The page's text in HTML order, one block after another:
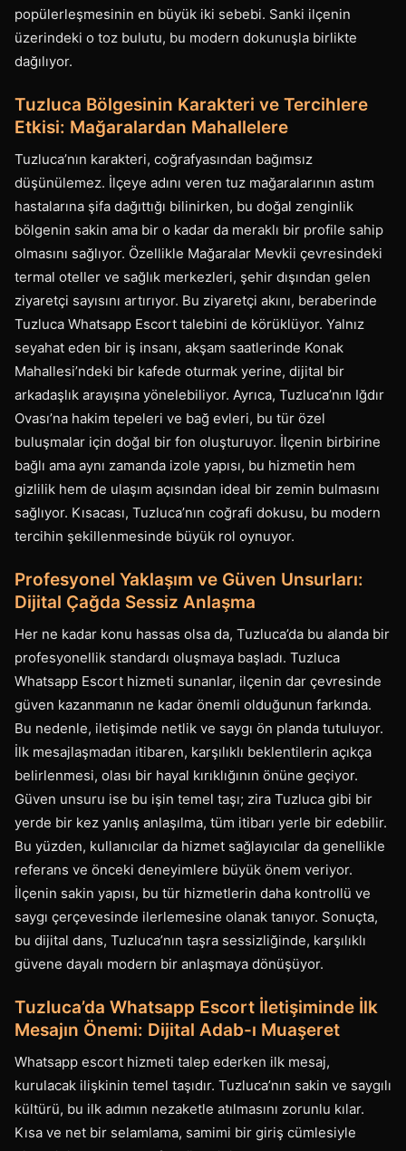
popülerleşmesinin en büyük iki sebebi. Sanki ilçenin
üzerindeki o toz bulutu, bu modern dokunuşla birlikte
dağılıyor.
Tuzluca Bölgesinin Karakteri ve Tercihlere
Etkisi: Mağaralardan Mahallelere
Tuzluca’nın karakteri, coğrafyasından bağımsız
düşünülemez. İlçeye adını veren tuz mağaralarının astım
hastalarına şifa dağıttığı bilinirken, bu doğal zenginlik
bölgenin sakin ama bir o kadar da meraklı bir profile sahip
olmasını sağlıyor. Özellikle Mağaralar Mevkii çevresindeki
termal oteller ve sağlık merkezleri, şehir dışından gelen
ziyaretçi sayısını artırıyor. Bu ziyaretçi akını, beraberinde
Tuzluca Whatsapp Escort talebini de körüklüyor. Yalnız
seyahat eden bir iş insanı, akşam saatlerinde Konak
Mahallesi’ndeki bir kafede oturmak yerine, dijital bir
arkadaşlık arayışına yönelebiliyor. Ayrıca, Tuzluca’nın Iğdır
Ovası’na hakim tepeleri ve bağ evleri, bu tür özel
buluşmalar için doğal bir fon oluşturuyor. İlçenin birbirine
bağlı ama aynı zamanda izole yapısı, bu hizmetin hem
gizlilik hem de ulaşım açısından ideal bir zemin bulmasını
sağlıyor. Kısacası, Tuzluca’nın coğrafi dokusu, bu modern
tercihin şekillenmesinde büyük rol oynuyor.
Profesyonel Yaklaşım ve Güven Unsurları:
Dijital Çağda Sessiz Anlaşma
Her ne kadar konu hassas olsa da, Tuzluca’da bu alanda bir
profesyonellik standardı oluşmaya başladı. Tuzluca
Whatsapp Escort hizmeti sunanlar, ilçenin dar çevresinde
güven kazanmanın ne kadar önemli olduğunun farkında.
Bu nedenle, iletişimde netlik ve saygı ön planda tutuluyor.
İlk mesajlaşmadan itibaren, karşılıklı beklentilerin açıkça
belirlenmesi, olası bir hayal kırıklığının önüne geçiyor.
Güven unsuru ise bu işin temel taşı; zira Tuzluca gibi bir
yerde bir kez yanlış anlaşılma, tüm itibarı yerle bir edebilir.
Bu yüzden, kullanıcılar da hizmet sağlayıcılar da genellikle
referans ve önceki deneyimlere büyük önem veriyor.
İlçenin sakin yapısı, bu tür hizmetlerin daha kontrollü ve
saygı çerçevesinde ilerlemesine olanak tanıyor. Sonuçta,
bu dijital dans, Tuzluca’nın taşra sessizliğinde, karşılıklı
güvene dayalı modern bir anlaşmaya dönüşüyor.
Tuzluca’da Whatsapp Escort İletişiminde İlk
Mesajın Önemi: Dijital Adab-ı Muaşeret
Whatsapp escort hizmeti talep ederken ilk mesaj,
kurulacak ilişkinin temel taşıdır. Tuzluca’nın sakin ve saygılı
kültürü, bu ilk adımın nezaketle atılmasını zorunlu kılar.
Kısa ve net bir selamlama, samimi bir giriş cümlesiyle